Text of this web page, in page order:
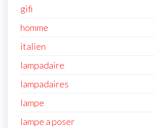
gifi
homme
italien
lampadaire
lampadaires
lampe
lampe a poser